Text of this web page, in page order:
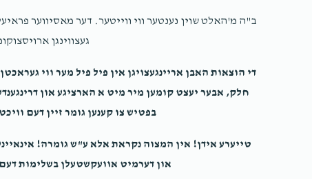
ב"ה מ'האלט שוין נענטער ווי ווייטער. דער מאסיווער
געצווינגן
די הוצאות האבן אריינגעצויגן אין פיל פיל מער ווי
חלק, אבער יעצט קומען מיר מיט א הארציגע און
בפטיש צו קענען גומר זיין דעם
טייערע אידן! אין המצוה נקראת אלא ע"ש גומרה!
און דערמיט אוועקשטעלן בשלימות